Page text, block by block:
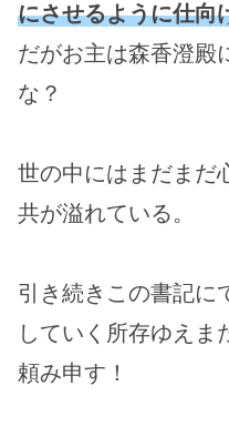
にさせるように仕向
だがお主は森香澄殿
な？
世の中にはまだまだ
共が溢れている。
引き続きこの書記に
していく所存ゆえま
頼み申す！